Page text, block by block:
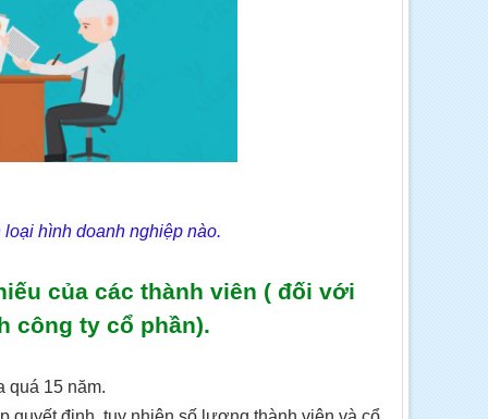
hình doanh nghiệp nào.
của các thành viên ( đối với
công ty cổ phần).
quá 15 năm.